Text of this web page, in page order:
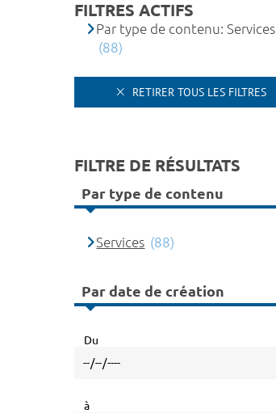
FILTRES ACTIFS
Par type de contenu: Services
(88)
RETIRER TOUS LES FILTRES
FILTRE DE RÉSULTATS
Par type de contenu
Services (88)
Par date de création
Du
à